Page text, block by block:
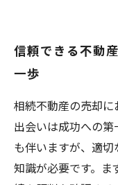
信頼できる不動
一歩
相続不動産の売却
出会いは成功への
も伴いますが、適
知識が必要です。ま